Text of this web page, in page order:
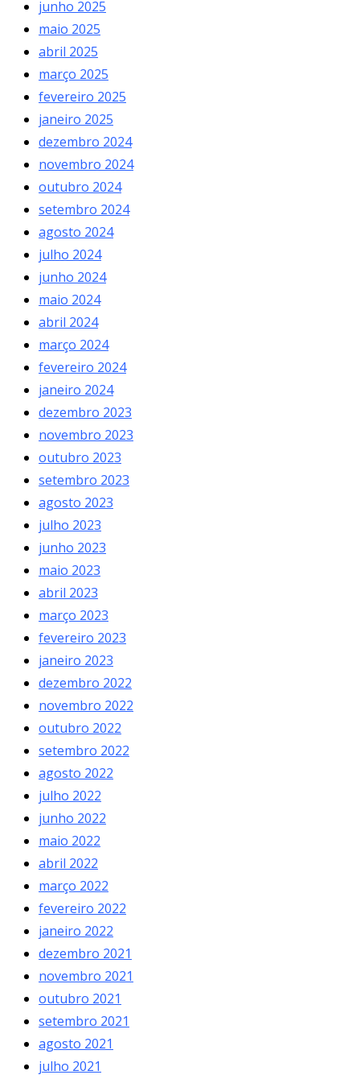
junho 2025
maio 2025
abril 2025
março 2025
fevereiro 2025
janeiro 2025
dezembro 2024
novembro 2024
outubro 2024
setembro 2024
agosto 2024
julho 2024
junho 2024
maio 2024
abril 2024
março 2024
fevereiro 2024
janeiro 2024
dezembro 2023
novembro 2023
outubro 2023
setembro 2023
agosto 2023
julho 2023
junho 2023
maio 2023
abril 2023
março 2023
fevereiro 2023
janeiro 2023
dezembro 2022
novembro 2022
outubro 2022
setembro 2022
agosto 2022
julho 2022
junho 2022
maio 2022
abril 2022
março 2022
fevereiro 2022
janeiro 2022
dezembro 2021
novembro 2021
outubro 2021
setembro 2021
agosto 2021
julho 2021